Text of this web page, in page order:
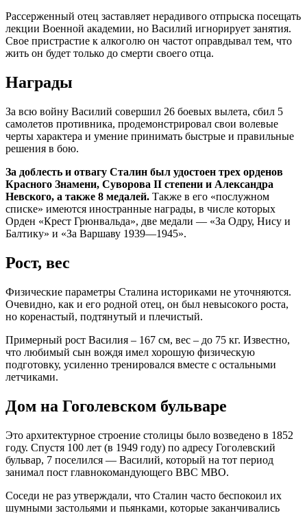
Рассерженный отец заставляет нерадивого отпрыска посещать
лекции Военной академии, но Василий игнорирует занятия.
Свое пристрастие к алкоголю он частот оправдывал тем, что
жить он будет только до смерти своего отца.
Награды
За всю войну Василий совершил 26 боевых вылета, сбил 5
самолетов противника, продемонстрировал свои волевые
черты характера и умение принимать быстрые и правильные
решения в бою.
За доблесть и отвагу Сталин был удостоен трех орденов
Красного Знамени, Суворова II степени и Александра
Невского, а также 8 медалей. Также в его «послужном
списке» имеются иностранные награды, в числе которых
Орден «Крест Грюнвальда», две медали — «За Одру, Нису и
Балтику» и «За Варшаву 1939—1945».
Рост, вес
Физические параметры Сталина историками не уточняются.
Очевидно, как и его родной отец, он был невысокого роста,
но коренастый, подтянутый и плечистый.
Примерный рост Василия – 167 см, вес – до 75 кг. Известно,
что любимый сын вождя имел хорошую физическую
подготовку, усиленно тренировался вместе с остальными
летчиками.
Дом на Гоголевском бульваре
Это архитектурное строение столицы было возведено в 1852
году. Спустя 100 лет (в 1949 году) по адресу Гоголевский
бульвар, 7 поселился — Василий, который на тот период
занимал пост главнокомандующего ВВС МВО.
Соседи не раз утверждали, что Сталин часто беспокоил их
шумными застольями и пьянками, которые заканчивались